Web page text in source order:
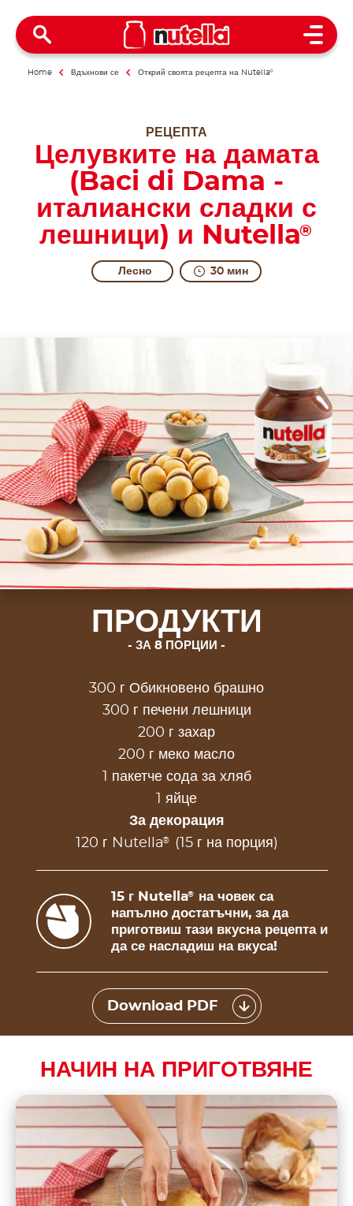
Open
Home Вдъхнови се Открий своята рецепта на Nutella®
РЕЦЕПТА
Целувките на дамата
(Baci di Dama -
италиански сладки с
лешници) и Nutella®
Лесно 30 мин
ПРОДУКТИ
ЗА 8 ПОРЦИИ
300 г Обикновено брашно
300 г печени лешници
200 г захар
200 г меко масло
1 пакетче сода за хляб
1 яйце
За декорация
120 г Nutella® (15 г на порция)
15 г Nutella®
на човек са
напълно достатъчни, за да
приготвиш тази вкусна рецепта и
да се насладиш на вкуса!
Download PDF
НАЧИН НА ПРИГОТВЯНЕ